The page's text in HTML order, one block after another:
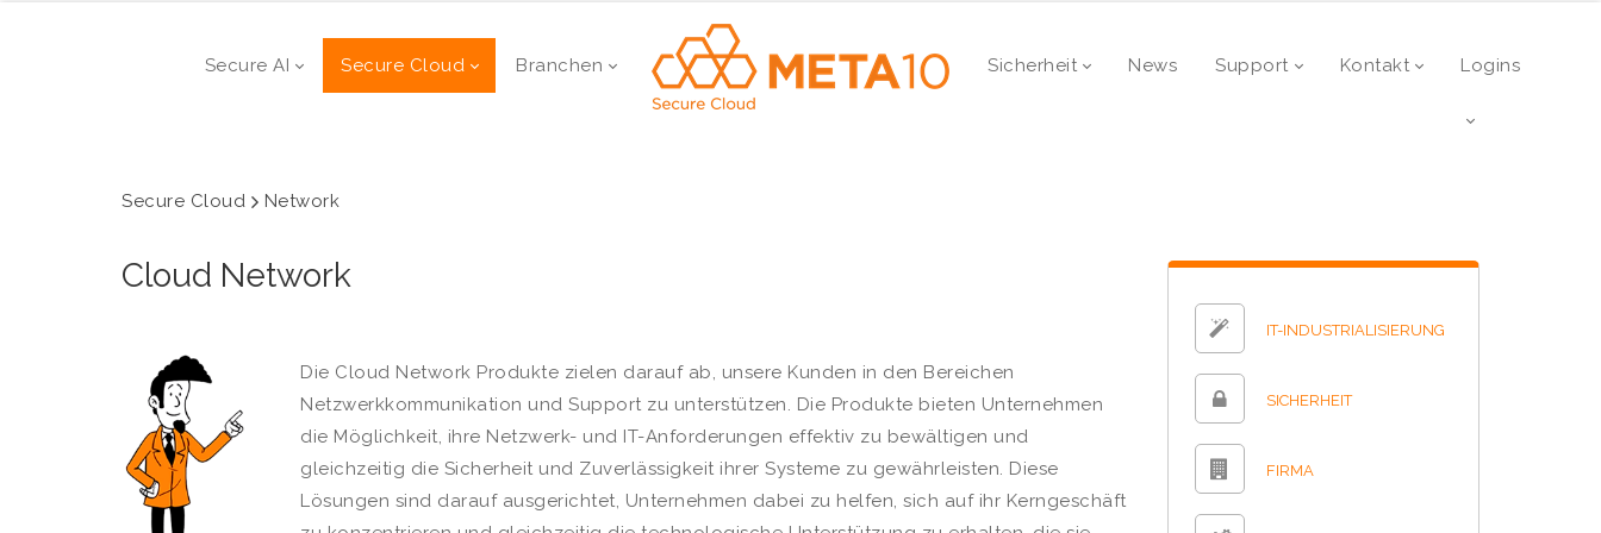
Secure AI Secure Cloud Branchen Sicherheit News Support Kontakt Logins
Secure Cloud Network
Cloud Network
Die Cloud Network Produkte zielen darauf ab, unsere Kunden in den Bereichen
Netzwerkkommunikation und Support zu unterstützen. Die Produkte bieten Unternehmen
die Möglichkeit, ihre Netzwerk- und IT-Anforderungen effektiv zu bewältigen und
gleichzeitig die Sicherheit und Zuverlässigkeit ihrer Systeme zu gewährleisten. Diese
Lösungen sind darauf ausgerichtet, Unternehmen dabei zu helfen, sich auf ihr Kerngeschäft
IT-INDUSTRIALISIERUNG
SICHERHEIT
FIRMA